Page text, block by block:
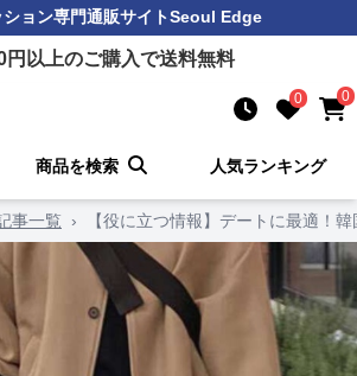
ョン専門通販サイトSeoul Edge
円以上のご購入で送料無料
0 0
商品を検索 人気ランキング
事一覧 › 【役に立つ情報】デートに最適！